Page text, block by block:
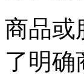
商品或
了明确